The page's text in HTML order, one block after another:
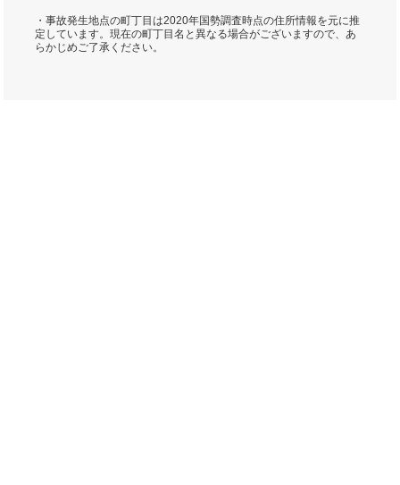
・事故発生地点の町丁目は2020年国勢調査時点の住所情報を元に推
定しています。現在の町丁目名と異なる場合がございますので、あ
らかじめご了承ください。